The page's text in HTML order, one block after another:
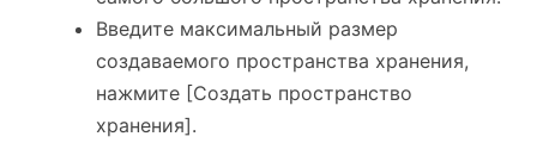
Введите максимальный размер
создаваемого пространства хранения,
нажмите [Создать пространство
хранения].